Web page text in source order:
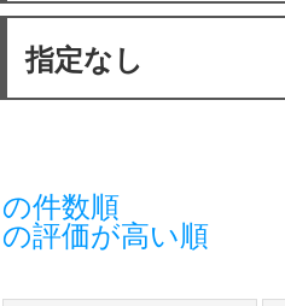
通信講座を
体験レッス
指定なし
件数順
評価が高い順